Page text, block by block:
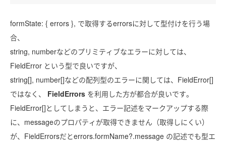
formState: { errors }, で取得するerrorsに対して型付けを行う場
合、
string, numberなどのプリミティブなエラーに対しては、
FieldError という型で良いですが、
string[], number[]などの配列型のエラーに関しては、FieldError[]
ではなく、 FieldErrors を利用した方が都合が良いです。
FieldError[]としてしまうと、エラー記述をマークアップする際
に、messageのプロパティが取得できません（取得しにくい）
が、FieldErrorsだとerrors.formName?.message の記述でも型エ